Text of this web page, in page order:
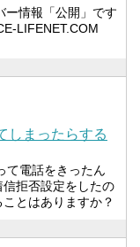
情報「公開」です
LIFENET.COM
しまったらする
て電話をきったん
拒否設定をしたの
とはありますか？